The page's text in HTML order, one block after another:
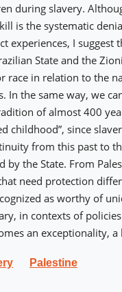
during slavery.
is the systematic
experiences, I suggest
State and the
race in relation to the
the same way, we
of almost 400
childhood”, since
from this past to
by the State. From
need protection
as worthy of
in contexts of
an exceptionality, a
Palestine